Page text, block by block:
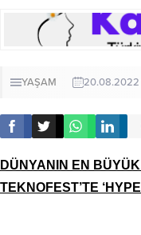
YAŞAM 20.08.2022
DÜNYANIN EN
TEKNOFEST’TE